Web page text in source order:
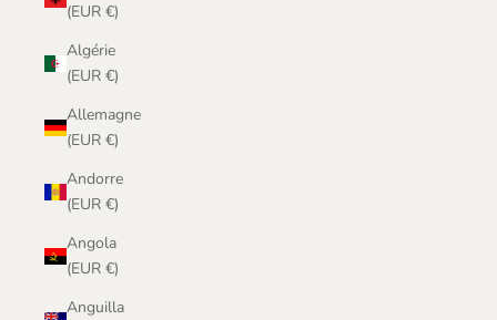
(EUR €)
Algérie
(EUR €)
Allemagne
(EUR €)
Andorre
(EUR €)
Angola
(EUR €)
Anguilla